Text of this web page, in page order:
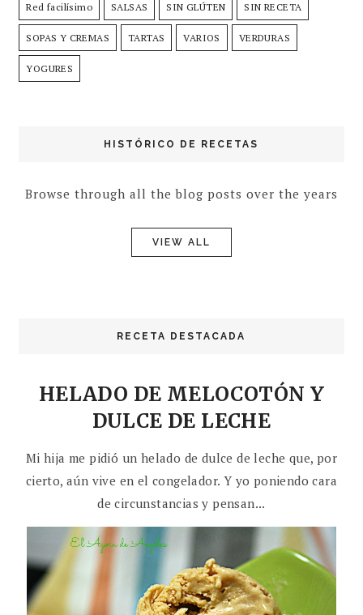
Red facilísimo SALSAS SIN GLÚTEN SIN RECETA
SOPAS Y CREMAS TARTAS VARIOS VERDURAS
YOGURES
HISTÓRICO DE RECETAS
Browse through all the blog posts over the years
VIEW ALL
RECETA DESTACADA
HELADO DE MELOCOTÓN Y
DULCE DE LECHE
Mi hija me pidió un helado de dulce de leche que, por
cierto, aún vive en el congelador. Y yo poniendo cara
de circunstancias y pensan...